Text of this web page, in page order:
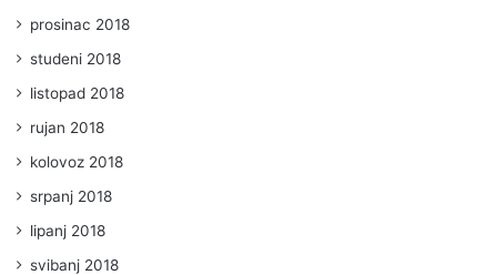
prosinac 2018
studeni 2018
listopad 2018
rujan 2018
kolovoz 2018
srpanj 2018
lipanj 2018
svibanj 2018